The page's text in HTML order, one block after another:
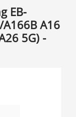
EB-
A166B A16
5G) -